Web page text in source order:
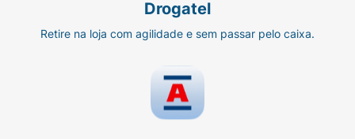
BUTANE; PROPANE; ISOBUTANE; ALUMINUM
ISOPROPYL MYRISTATE; DIBUTYL ADIPATE;
DISTEARDIMONIUM HECTORITE; PROPYLENE
CARBONATE; GLYCINE SOJA OIL;
ALLANTOIN; 2-METHYL 5-
CYCLOHEXYLPENTANOL; GOSSYPIUM
Drogatel
Retire na loja com agilidade e sem passar pelo caixa.